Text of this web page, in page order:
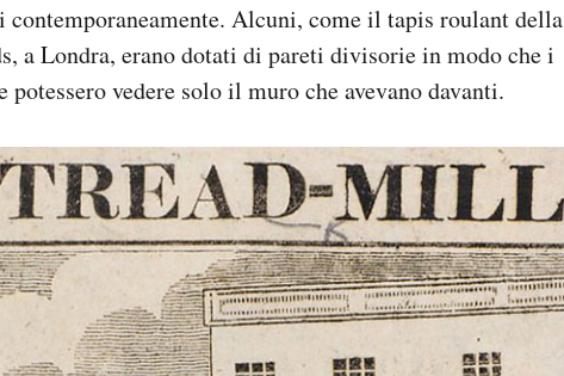
Alcuni, come il tapis roulant della
a Londra, erano dotati di pareti divisorie in modo che i
vedere solo il muro che avevano davanti.